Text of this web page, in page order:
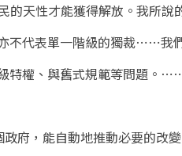
的天性才能獲得解放。我所
代表單一階級的獨裁⋯⋯我
特權、與舊式規範等問題。
府，能自動地推動必要的改